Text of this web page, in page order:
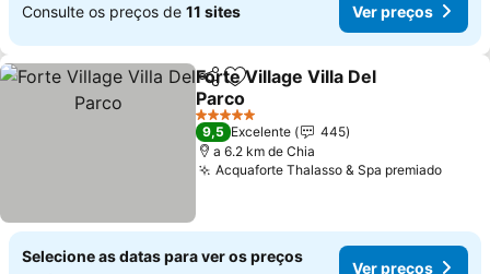
Consulte os preços de 11 sites Ver preços
PartilharAdicionar aos favoritos
Forte Village Villa Del
Parco
5 Estrelas
9,5 Excelente
445
a 6.2 km de Chia
Acquaforte Thalasso & Spa premiado
Selecione as datas para ver os preços
Ver preços